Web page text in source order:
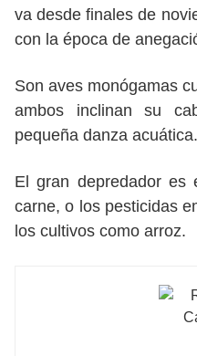
va desde finales de
con la época de
Son aves monógamas
ambos inclinan su
pequeña danza acuática.
El gran depredador es
carne, o los pesticidas
los cultivos como arroz.